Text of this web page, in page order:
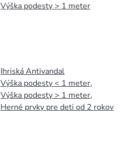
Výška podesty > 1 meter
Ihriská Antivandal
Výška podesty < 1 meter,
Výška podesty > 1 meter,
Herné prvky pre deti od 2 rokov